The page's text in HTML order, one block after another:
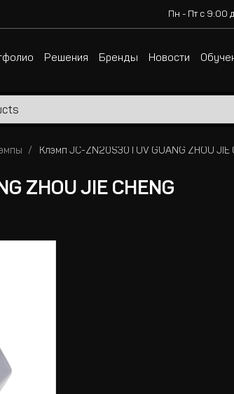
Пн - Пт с 9:00
Решения Бренды Новости
ZHOU JIE CHENG